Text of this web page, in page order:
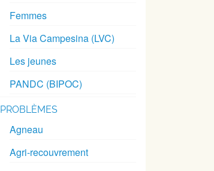
Femmes
La Via Campesina (LVC)
Les jeunes
PANDC (BIPOC)
PROBLÈMES
Agneau
Agri-recouvrement